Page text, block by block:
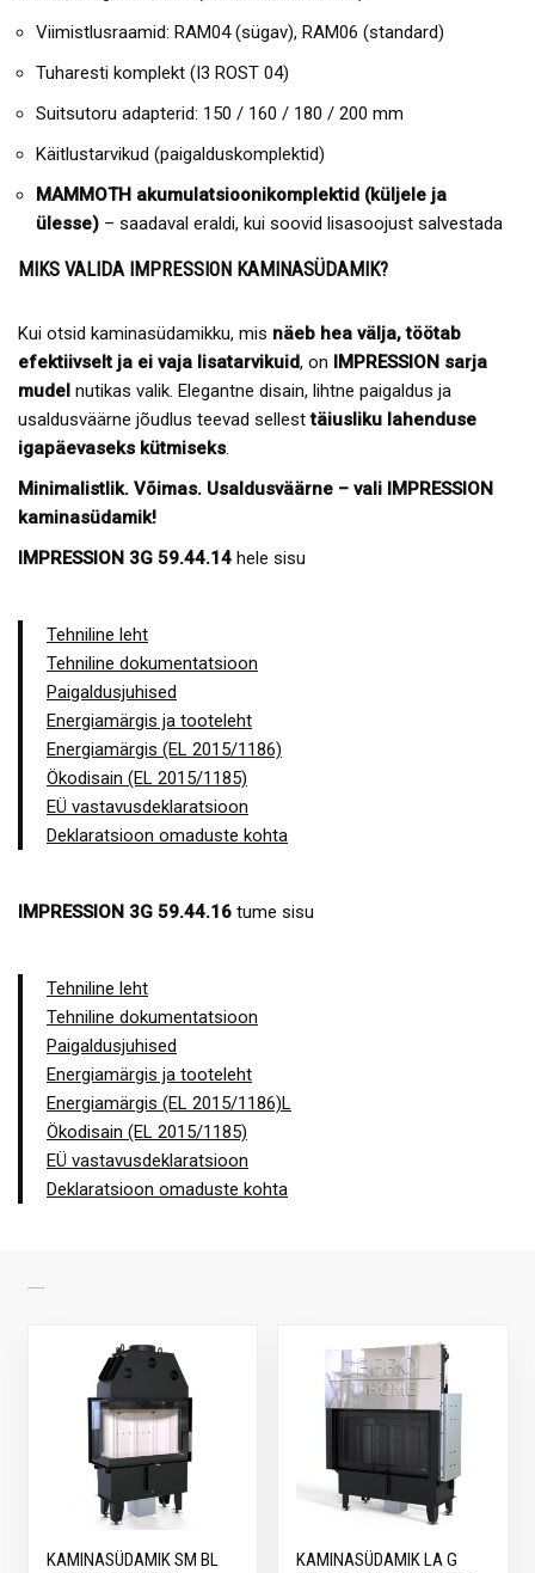
Viimistlusraamid: RAM04 (sügav), RAM06 (standard)
Tuharesti komplekt (I3 ROST 04)
Suitsutoru adapterid: 150 / 160 / 180 / 200 mm
Käitlustarvikud (paigalduskomplektid)
MAMMOTH akumulatsioonikomplektid (küljele ja
ülesse) – saadaval eraldi, kui soovid lisasoojust salvestada
MIKS VALIDA IMPRESSION KAMINASÜDAMIK?
Kui otsid kaminasüdamikku, mis näeb hea välja, töötab
efektiivselt ja ei vaja lisatarvikuid, on IMPRESSION sarja
mudel nutikas valik. Elegantne disain, lihtne paigaldus ja
usaldusväärne jõudlus teevad sellesttäiusliku lahenduse
igapäevaseks kütmiseks.
Minimalistlik. Võimas. Usaldusväärne – vali IMPRESSION
kaminasüdamik!
IMPRESSION 3G 59.44.14 hele sisu
Tehniline leht
Tehniline dokumentatsioon
Paigaldusjuhised
Energiamärgis ja tooteleht
Energiamärgis (EL 2015/1186)
Ökodisain (EL 2015/1185)
EÜ vastavusdeklaratsioon
Deklaratsioon omaduste kohta
IMPRESSION 3G 59.44.16 tume sisu
Tehniline leht
Tehniline dokumentatsioon
Paigaldusjuhised
Energiamärgis ja tooteleht
Energiamärgis (EL 2015/1186)L
Ökodisain (EL 2015/1185)
EÜ vastavusdeklaratsioon
Deklaratsioon omaduste kohta
KAMINASÜDAMIK SM BL
KAMINASÜDAMIK LA G